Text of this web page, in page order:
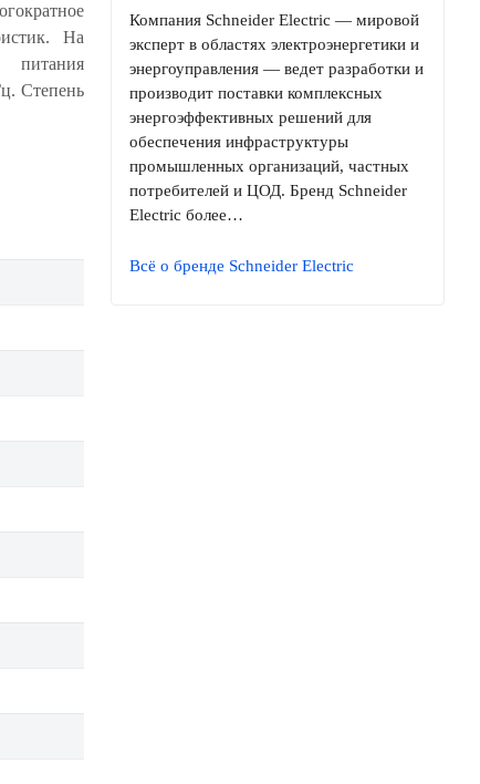
Компания Schneider Electric — мировой
эксперт в областях электроэнергетики и
энергоуправления — ведет разработки и
производит поставки комплексных
энергоэффективных решений для
обеспечения инфраструктуры
промышленных организаций, частных
потребителей и ЦОД. Бренд Schneider
Electric более…
Всё о бренде Schneider Electric